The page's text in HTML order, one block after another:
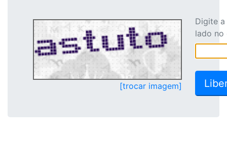
[trocar imagem]
Digite
lado no